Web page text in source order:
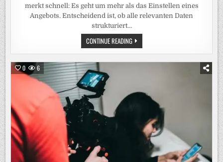
merkt schnell: Es geht um mehr als das Einstellen eines
Angebots. Entscheidend ist, ob alle relevanten Daten
strukturiert…
CONTINUE READINGPVMARKTPLATZ.DE:
WARUM
SICH
ANBIETER
LOHNT
0 6